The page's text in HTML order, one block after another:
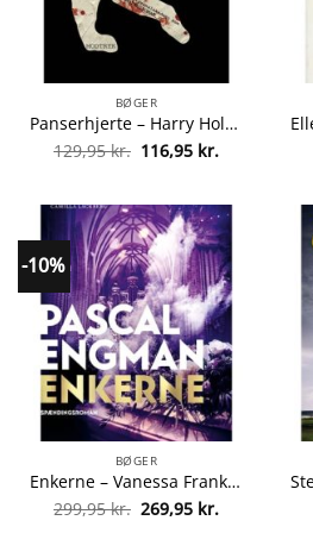
BØGER
Panserhjerte – Harry Hole 8 – Paperback fra 9788771465822
129,95kr. Den
oprindelige
129,95 kr..
116,95 kr.Den
aktuelle
116,95 kr..
-10%
BØGER
Enkerne – Vanessa Frank 3 – Indbundet fra 9788772386881
299,95kr. Den
oprindelige
269,95 kr.Den
aktuelle